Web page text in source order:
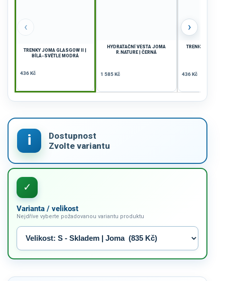
‹
TRENKY JOMA GLASGOW II |
BÍLÁ-SVĚTLE MODRÁ
436 Kč
HYDRATAČNÍ VESTA JOMA
R.NATURE | ČERNÁ
1 585 Kč
TRENKY JOMA
436 Kč
›
Varianta / velikost
Nejdříve vyberte požadovanou variantu produktu